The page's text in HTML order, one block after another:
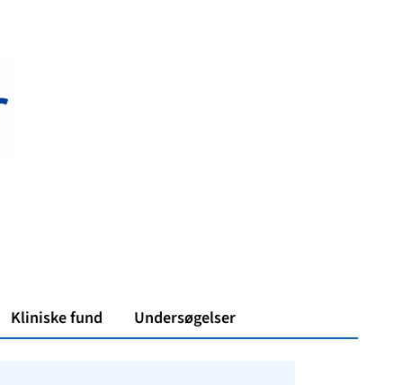
Kliniske fund Undersøgelser